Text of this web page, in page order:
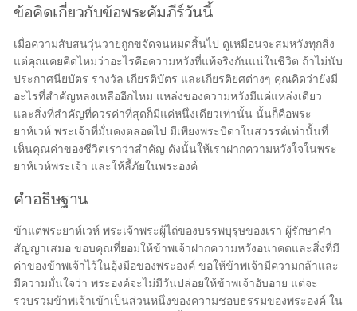
ข้อคิดเกี่ยวกับข้อพระคัมภีร์วันนี้
เมื่อความสับสนวุ่นวายถูกขจัดจนหมดสิ้นไป ดูเหมือนจะสมหวังทุกสิ่ง
แต่คุณเคยคิดไหมว่าอะไรคือความหวังที่แท้จริงกันแน่ในชีวิต ถ้าไม่นับ
ประกาศนียบัตร รางวัล เกียรติบัตร และเกียรติยศต่างๆ คุณคิดว่ายังมี
อะไรที่สำคัญหลงเหลืออีกไหม แหล่งของความหวังมีแค่แหล่งเดียว
และสิ่งที่สำคัญที่ควรค่าที่สุดก็มีแค่หนึ่งเดียวเท่านั้น นั้นก็คือพระ
ยาห์เวห์ พระเจ้าที่มั่นคงตลอดไป มีเพียงพระบิดาในสวรรค์เท่านั้นที่
เห็นคุณค่าของชีวิตเราว่าสำคัญ ดังนั้นให้เราฝากความหวังใจในพระ
ยาห์เวห์พระเจ้า และให้ลี้ภัยในพระองค์
คำอธิษฐาน
ข้าแต่พระยาห์เวห์ พระเจ้าพระผู้ไถ่ของบรรพบุรุษของเรา ผู้รักษาคำ
สัญญาเสมอ ขอบคุณที่ยอมให้ข้าพเจ้าฝากความหวังอนาคตและสิ่งที่มี
ค่าของข้าพเจ้าไว้ในอุ้งมือของพระองค์ ขอให้ข้าพเจ้ามีความกล้าและ
มีความมั่นใจว่า พระองค์จะไม่มีวันปล่อยให้ข้าพเจ้าอับอาย แต่จะ
รวบรวมข้าพเจ้าเข้าเป็นส่วนหนึ่งของความชอบธรรมของพระองค์ ใน